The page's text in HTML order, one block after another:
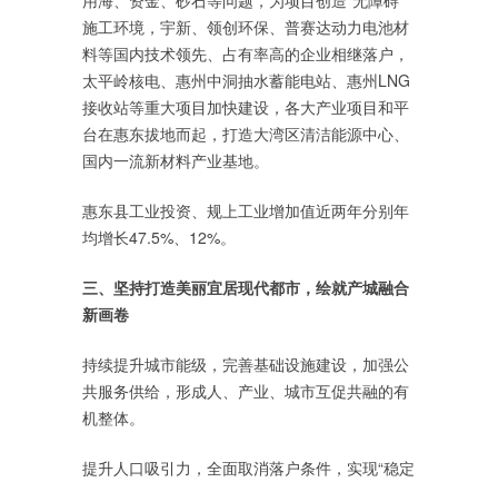
施工环境，宇新、领创环保、普赛达动力电池材
料等国内技术领先、占有率高的企业相继落户，
太平岭核电、惠州中洞抽水蓄能电站、惠州LNG
接收站等重大项目加快建设，各大产业项目和平
台在惠东拔地而起，打造大湾区清洁能源中心、
国内一流新材料产业基地。
惠东县工业投资、规上工业增加值近两年分别年
均增长47.5%、12%。
三、坚持打造美丽宜居现代都市，绘就产城融合
新画卷
持续提升城市能级，完善基础设施建设，加强公
共服务供给，形成人、产业、城市互促共融的有
机整体。
提升人口吸引力，全面取消落户条件，实现“稳定